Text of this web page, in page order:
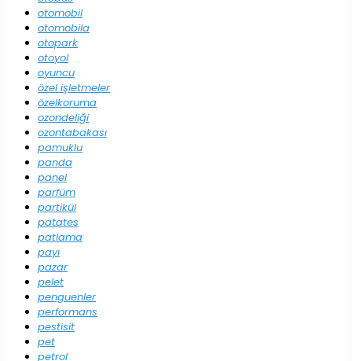
otomobil
otomobila
otopark
otoyol
oyuncu
özel işletmeler
özelkoruma
ozondeliği
ozontabakası
pamuklu
panda
panel
parfüm
partikül
patates
patlama
payı
pazar
pelet
penguenler
performans
pestisit
pet
petrol